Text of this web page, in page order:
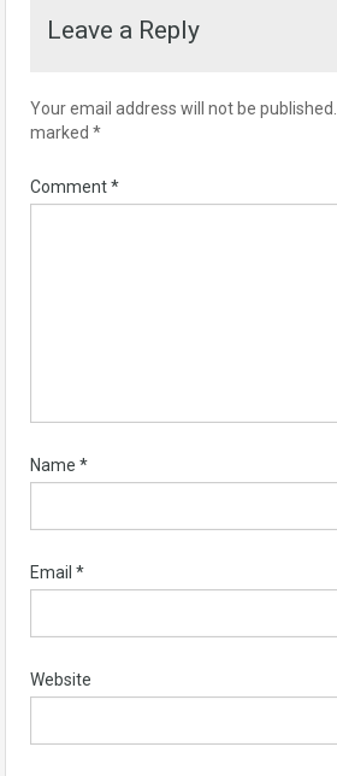
Leave a Reply
Your email address will not be published.
marked *
Comment*
Name *
Email *
Website